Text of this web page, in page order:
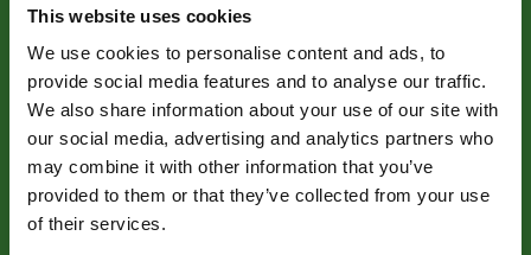
This website uses cookies
We use cookies to personalise content and ads, to
provide social media features and to analyse our traffic.
We also share information about your use of our site with
our social media, advertising and analytics partners who
may combine it with other information that you’ve
provided to them or that they’ve collected from your use
of their services.